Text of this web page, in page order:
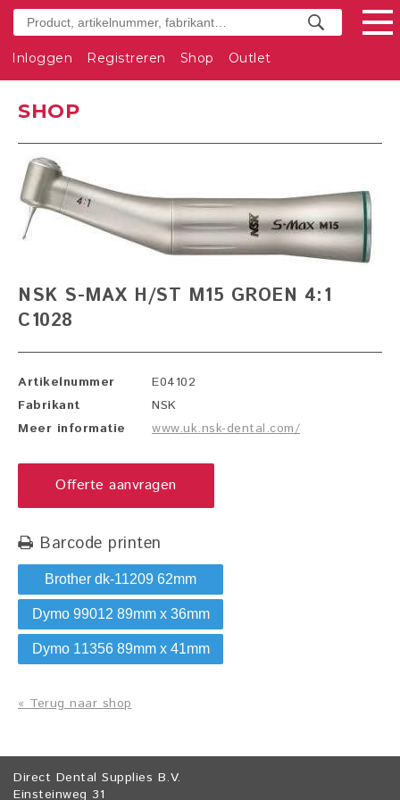
Inloggen Registreren Shop Outlet
SHOP
NSK S-MAX H/ST M15 GROEN 4:1
C1028
Artikelnummer
E04102
Fabrikant
NSK
Meer informatie
www.uk.nsk-dental.com/
Offerte aanvragen
Barcode printen
Brother dk-11209 62mm
Dymo 99012 89mm x 36mm
Dymo 11356 89mm x 41mm
« Terug naar shop
Direct Dental Supplies B.V.
Einsteinweg 31